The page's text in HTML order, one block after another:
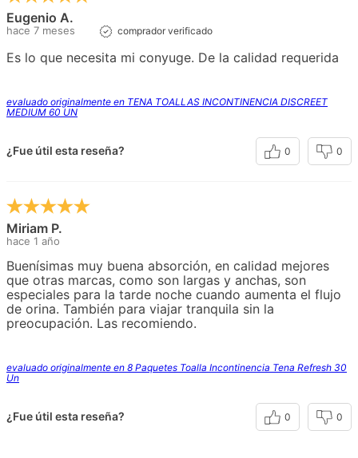
Eugenio A.
hace 7 meses comprador verificado
Es lo que necesita mi conyuge. De la calidad requerida
evaluado originalmente en TENA TOALLAS INCONTINENCIA DISCREET
MEDIUM 60 UN
¿Fue útil esta reseña? 0 0
Miriam P.
hace 1 año
Buenísimas muy buena absorción, en calidad mejores
que otras marcas, como son largas y anchas, son
especiales para la tarde noche cuando aumenta el flujo
de orina. También para viajar tranquila sin la
preocupación. Las recomiendo.
evaluado originalmente en 8 Paquetes Toalla Incontinencia Tena Refresh 30
Un
¿Fue útil esta reseña? 0 0